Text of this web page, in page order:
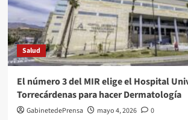
Beatriz
de
Silva
hasta
un
invernadero
solar:
así
será
sábado
VRUTAL
en
Salud
El número 3 del MIR elige el Hospital
Torrecárdenas para hacer Dermatología
GabinetedePrensa mayo 4, 2026
0